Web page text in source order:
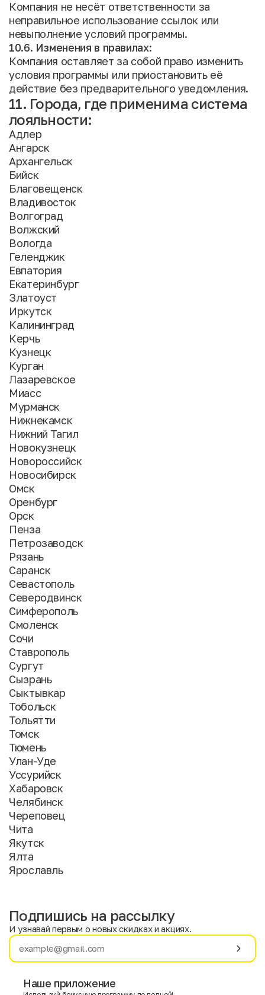
Компания не несёт ответственности за
неправильное использование ссылок или
невыполнение условий программы.
10.6. Изменения в правилах:
Компания оставляет за собой право изменить
условия программы или приостановить её
действие без предварительного уведомления.
11. Города, где применима система
лояльности:
Адлер
Ангарск
Архангельск
Бийск
Благовещенск
Владивосток
Волгоград
Волжский
Вологда
Геленджик
Евпатория
Екатеринбург
Златоуст
Иркутск
Калининград
Керчь
Кузнецк
Курган
Лазаревское
Миасс
Мурманск
Нижнекамск
Нижний Тагил
Новокузнецк
Новороссийск
Новосибирск
Омск
Оренбург
Орск
Пенза
Петрозаводск
Рязань
Саранск
Севастополь
Северодвинск
Симферополь
Смоленск
Сочи
Ставрополь
Сургут
Сызрань
Сыктывкар
Тобольск
Тольятти
Томск
Тюмень
Улан-Уде
Уссурийск
Хабаровск
Челябинск
Череповец
Чита
Якутск
Ялта
Ярославль
Имя
Подпишись на рассылку
И узнавай первым о новых скидках и акциях.
Наше приложение